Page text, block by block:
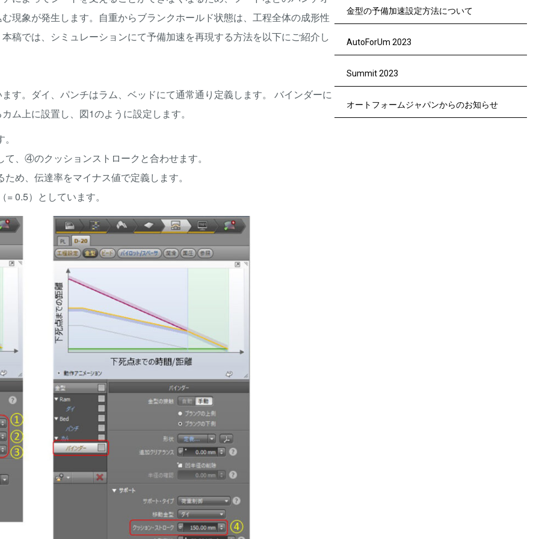
現象が発生します。自重からブランクホールド状態は、工程全体の成形性
稿では、シミュレーションにて予備加速を再現する方法を以下にご紹介し
。ダイ、パンチはラム、ベッドにて通常通り定義します。 バインダーに
ム上に設置し、図1のように設定します。
、④のクッションストロークと合わせます。
め、伝達率をマイナス値で定義します。
）としています。
金型の予備加速設定方法について
AutoForUm 2023
Summit 2023
オートフォームジャパンからのお知らせ